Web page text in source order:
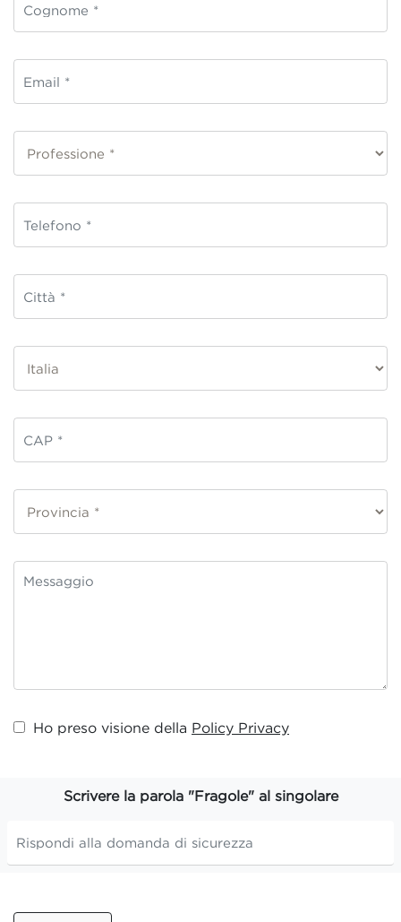
Ho preso visione della Policy Privacy
Scrivere la parola "Fragole" al singolare